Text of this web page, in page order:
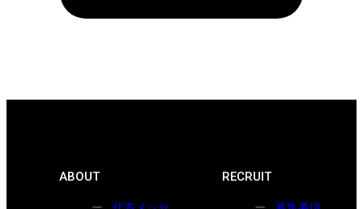
ABOUT RECRUIT